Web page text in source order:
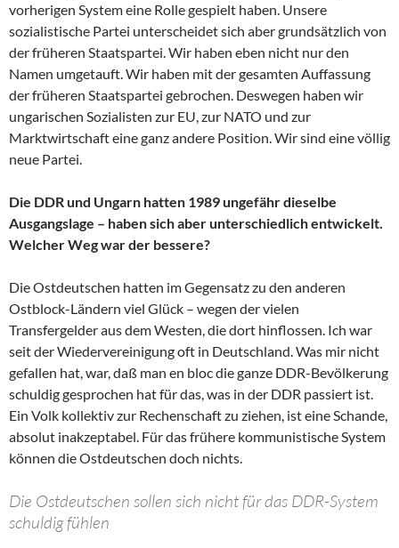
vorherigen System eine Rolle gespielt haben. Unsere
sozialistische Partei unterscheidet sich aber grundsätzlich von
der früheren Staatspartei. Wir haben eben nicht nur den
Namen umgetauft. Wir haben mit der gesamten Auffassung
der früheren Staatspartei gebrochen. Deswegen haben wir
ungarischen Sozialisten zur EU, zur NATO und zur
Marktwirtschaft eine ganz andere Position. Wir sind eine völlig
neue Partei.
Die DDR und Ungarn hatten 1989 ungefähr dieselbe
Ausgangslage – haben sich aber unterschiedlich entwickelt.
Welcher Weg war der bessere?
Die Ostdeutschen hatten im Gegensatz zu den anderen
Ostblock-Ländern viel Glück – wegen der vielen
Transfergelder aus dem Westen, die dort hinflossen. Ich war
seit der Wiedervereinigung oft in Deutschland. Was mir nicht
gefallen hat, war, daß man en bloc die ganze DDR-Bevölkerung
schuldig gesprochen hat für das, was in der DDR passiert ist.
Ein Volk kollektiv zur Rechenschaft zu ziehen, ist eine Schande,
absolut inakzeptabel. Für das frühere kommunistische System
können die Ostdeutschen doch nichts.
Die Ostdeutschen sollen sich nicht für das DDR-System
schuldig fühlen